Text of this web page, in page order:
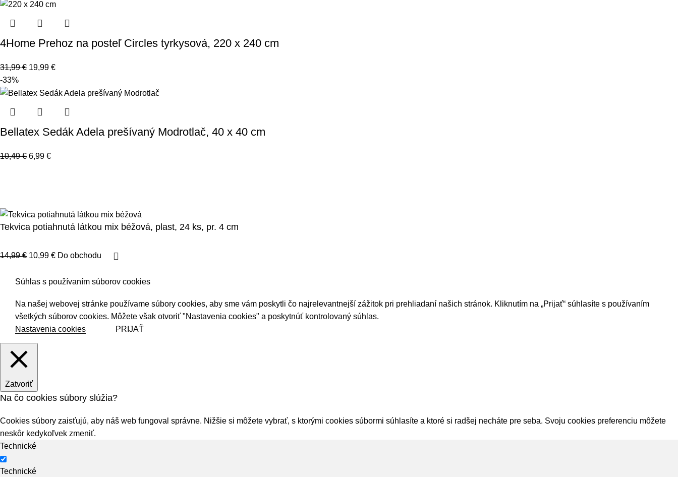
4Home Prehoz na posteľ Circles tyrkysová, 220 x 240 cm
31,99€ 19,99 €
-33%
Bellatex Sedák Adela prešívaný Modrotlač, 40 x 40 cm
10,49€ 6,99 €
Tekvica potiahnutá látkou mix béžová, plast, 24 ks, pr. 4 cm
14,99€ 10,99 € Do obchodu
Súhlas s používaním súborov cookies
Na našej webovej stránke používame súbory cookies, aby sme vám poskytli čo najrelevantnejší zážitok pri prehliadaní našich stránok. Kliknutím na „Prijať“ súhlasíte s používaním
všetkých súborov cookies. Môžete však otvoriť "Nastavenia cookies" a poskytnúť kontrolovaný súhlas.
Nastavenia cookies
PRIJAŤ
Zatvoriť
Na čo cookies súbory slúžia?
Cookies súbory zaisťujú, aby náš web fungoval správne. Nižšie si môžete vybrať, s ktorými cookies súbormi súhlasíte a ktoré si radšej necháte pre seba. Svoju cookies preferenciu môžete
neskôr kedykoľvek zmeniť.
Technické
Technické